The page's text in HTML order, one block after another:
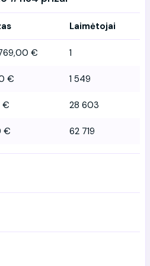
Laimėtojai
€ 1
€ 1 549
€ 28 603
€ 62 719